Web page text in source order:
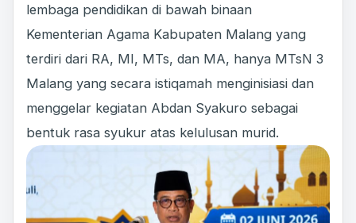
lembaga pendidikan di bawah binaan
Kementerian Agama Kabupaten Malang yang
terdiri dari RA, MI, MTs, dan MA, hanya MTsN 3
Malang yang secara istiqamah menginisiasi dan
menggelar kegiatan Abdan Syakuro sebagai
bentuk rasa syukur atas kelulusan murid.